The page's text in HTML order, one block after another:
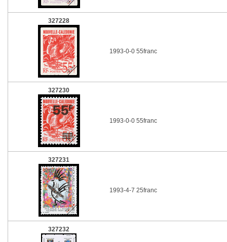
327228
1993-0-0 55franc
327230
1993-0-0 55franc
327231
1993-4-7 25franc
327232